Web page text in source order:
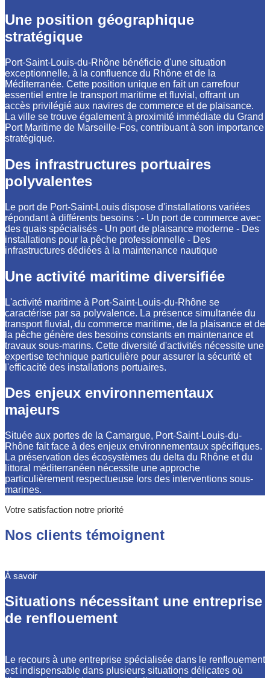
Une position géographique
stratégique
Port-Saint-Louis-du-Rhône bénéficie d'une situation
exceptionnelle, à la confluence du Rhône et de la
Méditerranée. Cette position unique en fait un carrefour
essentiel entre le transport maritime et fluvial, offrant un
accès privilégié aux navires de commerce et de plaisance.
La ville se trouve également à proximité immédiate du Grand
Port Maritime de Marseille-Fos, contribuant à son importance
stratégique.
Des infrastructures portuaires
polyvalentes
Le port de Port-Saint-Louis dispose d'installations variées
répondant à différents besoins : - Un port de commerce avec
des quais spécialisés - Un port de plaisance moderne - Des
installations pour la pêche professionnelle - Des
infrastructures dédiées à la maintenance nautique
Une activité maritime diversifiée
L'activité maritime à Port-Saint-Louis-du-Rhône se
caractérise par sa polyvalence. La présence simultanée du
transport fluvial, du commerce maritime, de la plaisance et de
la pêche génère des besoins constants en maintenance et
travaux sous-marins. Cette diversité d'activités nécessite une
expertise technique particulière pour assurer la sécurité et
l'efficacité des installations portuaires.
Des enjeux environnementaux
majeurs
Située aux portes de la Camargue, Port-Saint-Louis-du-
Rhône fait face à des enjeux environnementaux spécifiques.
La préservation des écosystèmes du delta du Rhône et du
littoral méditerranéen nécessite une approche
particulièrement respectueuse lors des interventions sous-
marines.
Votre satisfaction notre priorité
Nos clients témoignent
À savoir
Situations nécessitant une entreprise
de renflouement
Le recours à une entreprise spécialisée dans le renflouement
est indispensable dans plusieurs situations délicates où